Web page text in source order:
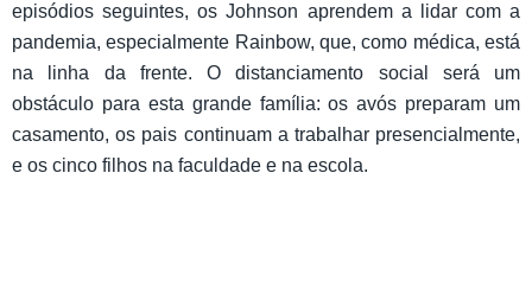
episódios seguintes, os Johnson aprendem a lidar com a
pandemia, especialmente Rainbow, que, como médica, está
na linha da frente. O distanciamento social será um
obstáculo para esta grande família: os avós preparam um
casamento, os pais continuam a trabalhar presencialmente,
e os cinco filhos na faculdade e na escola.